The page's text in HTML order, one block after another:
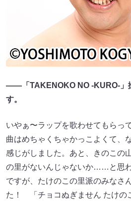
――「TAKENOKO NO -KURO-」
す。
いやぁ〜ラップを歌わせてもらっ
曲はめちゃくちゃかっこよくて、
感じがしました。あと、きのこの
の里がないんじゃないか……と思
ですが、たけのこの里派のみなさ
た！ 「チョコぬぎません たけの